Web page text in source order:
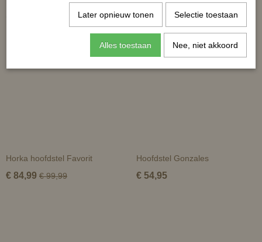
Ook interessant
Horka hoofdstel Favorit
€ 84,99 € 99,99
Hoofdstel Gonzales
€ 54,95
Later opnieuw tonen Selectie toestaan
Alles toestaan Nee, niet akkoord